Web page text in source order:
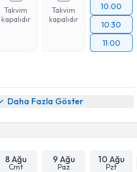
Takvim
kapalıdır
Takvim
kapalıdır
10:00
10:30
11:00
Daha Fazla Göster
8 Ağu
Cmt
9 Ağu
Paz
10 Ağu
Pzt